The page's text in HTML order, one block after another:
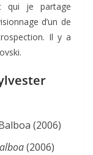
qui je partage
d’un de
Il y a
(2006)